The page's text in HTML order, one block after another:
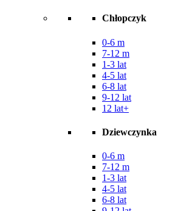
Chłopczyk
0-6 m
7-12 m
1-3 lat
4-5 lat
6-8 lat
9-12 lat
12 lat+
Dziewczynka
0-6 m
7-12 m
1-3 lat
4-5 lat
6-8 lat